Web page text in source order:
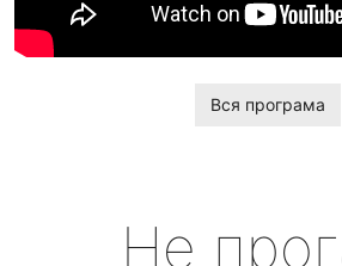
Вся програма
Не